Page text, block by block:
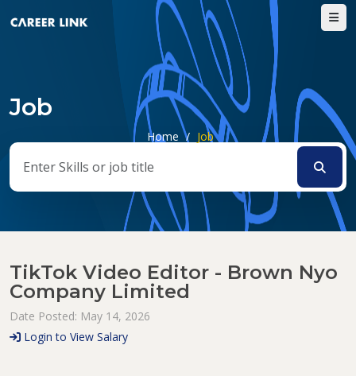
Job
Home / Job
TikTok Video Editor - Brown Nyo
Company Limited
Date Posted: May 14, 2026
Login to View Salary